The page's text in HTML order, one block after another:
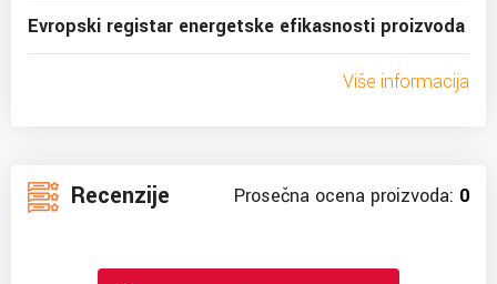
Evropski registar energetske efikasnosti proizvoda
Više informacija
Recenzije Prosečna ocena proizvoda: 0